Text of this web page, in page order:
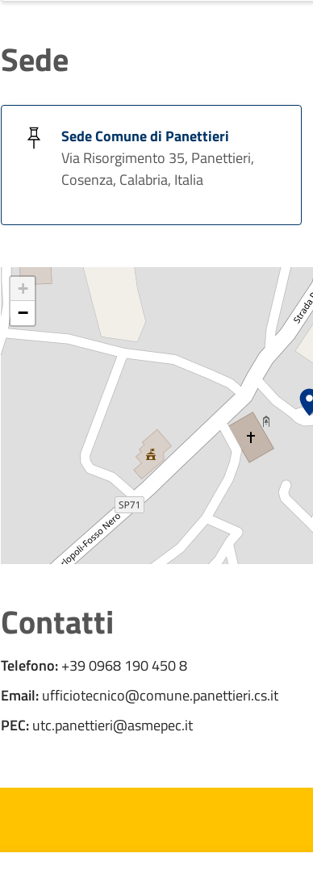
Sede
Sede Comune di Panettieri
Via Risorgimento 35, Panettieri,
Cosenza, Calabria, Italia
+
−
Contatti
Telefono:+39 0968 190 450 8
Email:ufficiotecnico@comune.panettieri.cs.it
PEC:utc.panettieri@asmepec.it